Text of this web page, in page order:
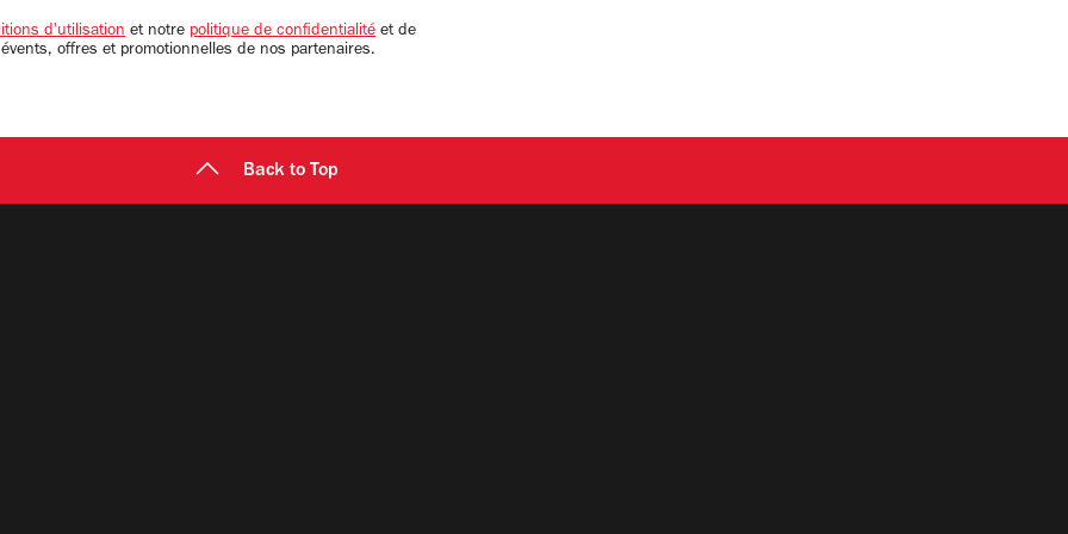
d'utilisation et notre politique de confidentialité et de
offres et promotionnelles de nos partenaires.
Back to Top